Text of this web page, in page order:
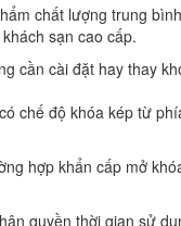
chất lượng trung
sạn cao cấp.
cần cài đặt hay thay
chế độ khóa kép từ
hợp khẩn cấp mở
quyền thời gian sử